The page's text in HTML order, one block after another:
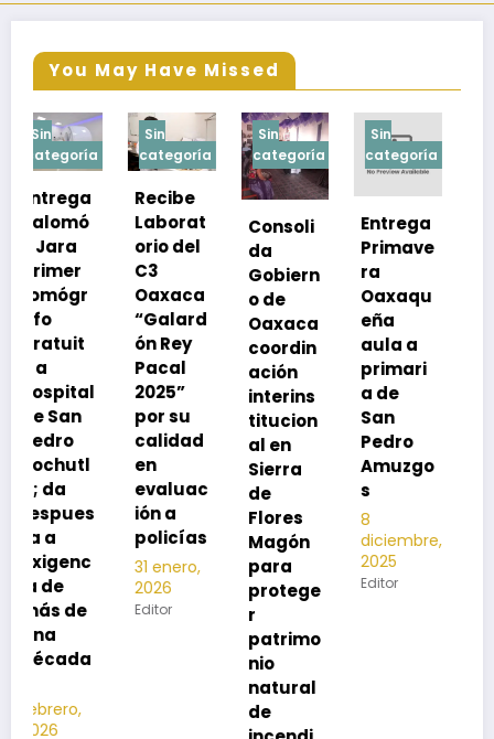
You May Have Missed
Sin
categoría
Recibe
Laborat
orio del
C3
Oaxaca
“Galard
ón Rey
Pacal
2025”
por su
calidad
en
evaluac
ión a
policías
31 enero,
2026
Editor
Sin
categoría
Consoli
da
Gobiern
o de
Oaxaca
coordin
ación
interins
titucion
al en
Sierra
de
Flores
Magón
para
protege
r
Sin
categoría
Entrega
Primave
ra
Oaxaqu
eña
aula a
primari
a de
San
Pedro
Amuzgo
s
8
diciembre,
2025
Editor
Sin
categoría
Exhorta
SSO a
rse de
neumoc
oco
para
preveni
r la
neumon
ía
2025
Editor